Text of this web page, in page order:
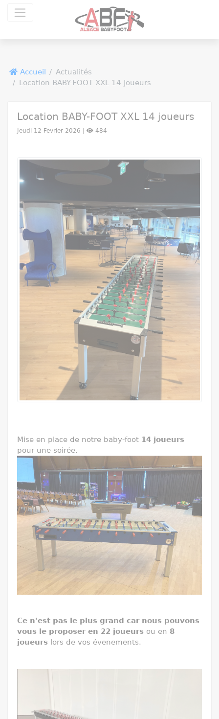
Accueil
Actualités
Location BABY-FOOT XXL 14 joueurs
Location BABY-FOOT XXL 14 joueurs
Jeudi 12 Fevrier 2026 | 484
Mise en place de notre baby-foot 14 joueurs
pour une soirée.
Ce n'est pas le plus grand car nous pouvons
vous le proposer en 22 joueurs ou en 8
joueurs lors de vos évenements.
Panneau de gestion des cookies